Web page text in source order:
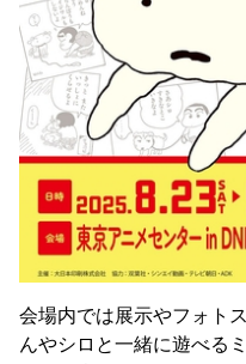
会場内では展示やフォト
んやシロと一緒に遊べる